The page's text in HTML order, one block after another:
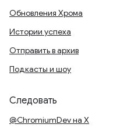
Обновления Хрома
Истории успеха
Отправить в архив
Подкасты и шоу
Следовать
@ChromiumDev на X